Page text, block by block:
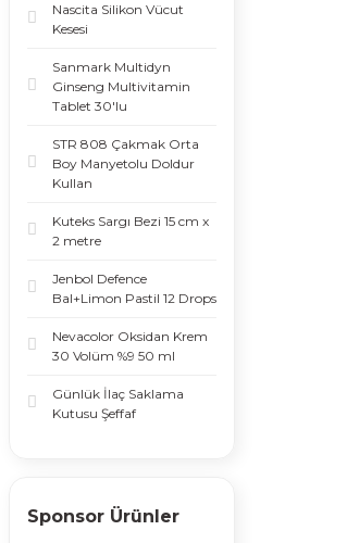
Nascita Silikon Vücut
Kesesi
Sanmark Multidyn
Ginseng Multivitamin
Tablet 30'lu
STR 808 Çakmak Orta
Boy Manyetolu Doldur
Kullan
Kuteks Sargı Bezi 15 cm x
2 metre
Jenbol Defence
Bal+Limon Pastil 12 Drops
Nevacolor Oksidan Krem
30 Volüm %9 50 ml
Günlük İlaç Saklama
Kutusu Şeffaf
Sponsor Ürünler